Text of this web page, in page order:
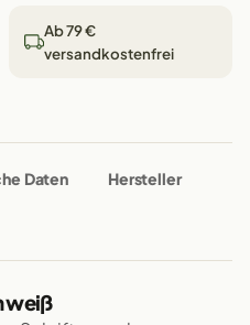
Ab 79 €
versandkostenfrei
Daten Hersteller
weiß